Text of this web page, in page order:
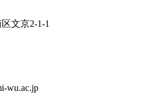
文京2-1-1
wu.ac.jp